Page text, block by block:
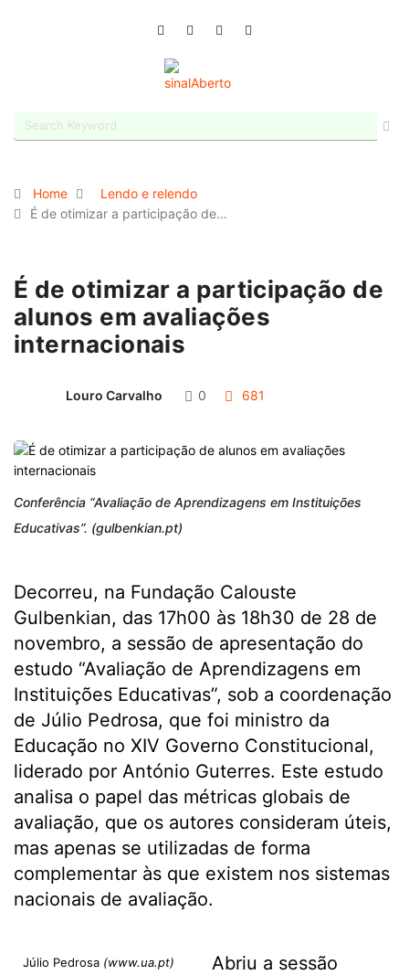
Home
Lendo e relendo
É de otimizar a participação de…
É de otimizar a participação de
alunos em avaliações
internacionais
Louro Carvalho 0 681
Conferência “Avaliação de Aprendizagens em Instituições
Educativas”. (gulbenkian.pt)
Decorreu, na Fundação Calouste
Gulbenkian, das 17h00 às 18h30 de 28 de
novembro, a sessão de apresentação do
estudo “Avaliação de Aprendizagens em
Instituições Educativas”, sob a coordenação
de Júlio Pedrosa, que foi ministro da
Educação no XIV Governo Constitucional,
liderado por António Guterres. Este estudo
analisa o papel das métricas globais de
avaliação, que os autores consideram úteis,
mas apenas se utilizadas de forma
complementar às que existem nos sistemas
nacionais de avaliação.
Júlio Pedrosa (www.ua.pt)
Abriu a sessão